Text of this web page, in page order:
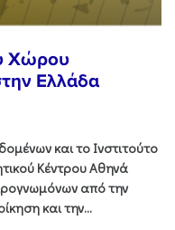
Χώρου
Ελλάδα
και το Ινστιτούτο
Κέντρου Αθηνά
από την
και την...